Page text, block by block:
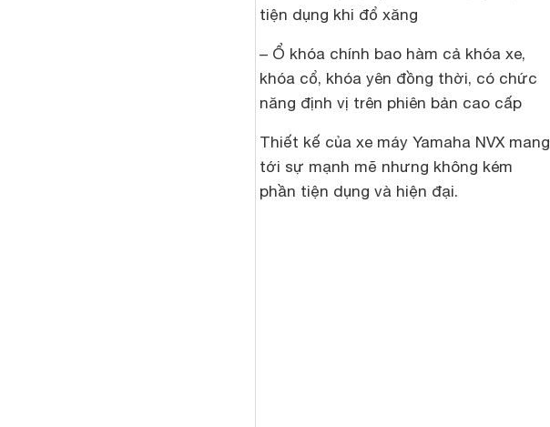
tiện dụng khi đổ xăng
– Ổ khóa chính bao hàm cả khóa xe,
khóa cổ, khóa yên đồng thời, có chức
năng định vị trên phiên bản cao cấp
Thiết kế của xe máy Yamaha NVX mang
tới sự mạnh mẽ nhưng không kém
phần tiện dụng và hiện đại.